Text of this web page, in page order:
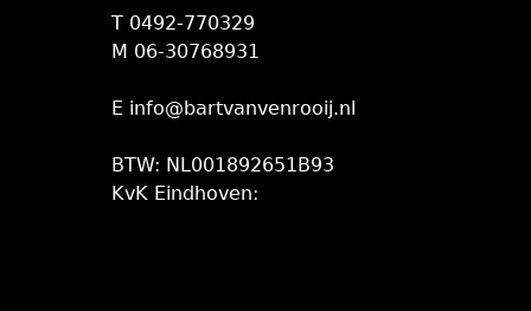
T 0492-770329
M 06-30768931
E info@bartvanvenrooij.nl
BTW: NL001892651B93
KvK Eindhoven: